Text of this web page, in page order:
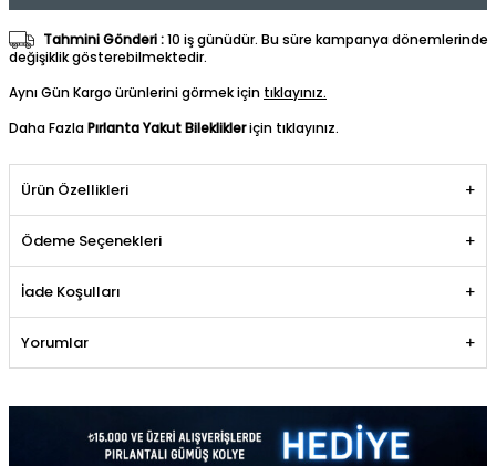
Tahmini Gönderi :10 iş günüdür. Bu süre kampanya dönemlerinde
değişiklik gösterebilmektedir.
Aynı Gün Kargo ürünlerini görmek için tıklayınız.
Daha FazlaPırlanta Yakut Bileklikleriçin tıklayınız.
Ürün Özellikleri
Ödeme Seçenekleri
İade Koşulları
Yorumlar